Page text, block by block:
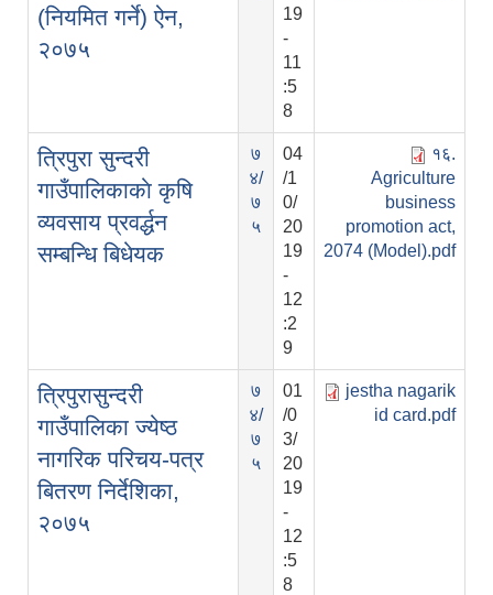
‌‌‌(नियमित गर्ने) ऐन,
२०७५
19
-
11
:5
8
त्रिपुरा सुन्दरी
गाउँपालिकाकाे कृषि
व्यवसाय प्रवर्द्धन
सम्बन्धि बिधेयक
७
४/
७
५
04
/1
0/
20
19
-
12
:2
9
१६.
Agriculture
business
promotion act,
2074 (Model).pdf
त्रिपुरासुन्दरी
गाउँपालिका ज्येष्ठ
नागरिक परिचय-पत्र
बितरण निर्देशिका,
२०७५
७
४/
७
५
01
/0
3/
20
19
-
12
:5
8
jestha nagarik
id card.pdf